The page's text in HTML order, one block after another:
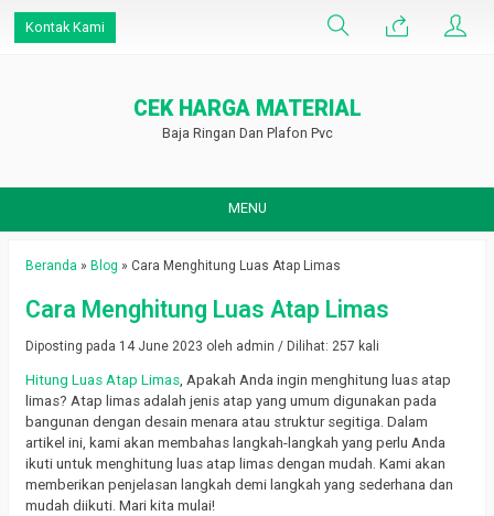
Kontak Kami
CEK HARGA MATERIAL
Baja Ringan Dan Plafon Pvc
MENU
Beranda » Blog » Cara Menghitung Luas Atap Limas
Cara Menghitung Luas Atap Limas
Diposting pada 14 June 2023 oleh admin / Dilihat: 257 kali
Hitung Luas Atap Limas, Apakah Anda ingin menghitung luas atap
limas? Atap limas adalah jenis atap yang umum digunakan pada
bangunan dengan desain menara atau struktur segitiga. Dalam
artikel ini, kami akan membahas langkah-langkah yang perlu Anda
ikuti untuk menghitung luas atap limas dengan mudah. Kami akan
memberikan penjelasan langkah demi langkah yang sederhana dan
mudah diikuti. Mari kita mulai!